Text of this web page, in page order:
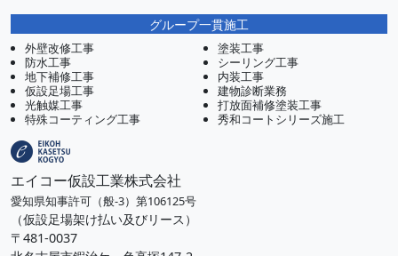
グループ一貫施工
外壁改修工事
塗装工事
防水工事
シーリング工事
地下補修工事
内装工事
仮設足場工事
建物診断業務
光触媒工事
打放面補修塗装工事
特殊コーティング工事
秀和コートシリーズ施工
エイコー仮設工業株式会社
愛知県知事許可（般-3）第106125号
（仮設足場架け払い及びリース）
〒481-0037